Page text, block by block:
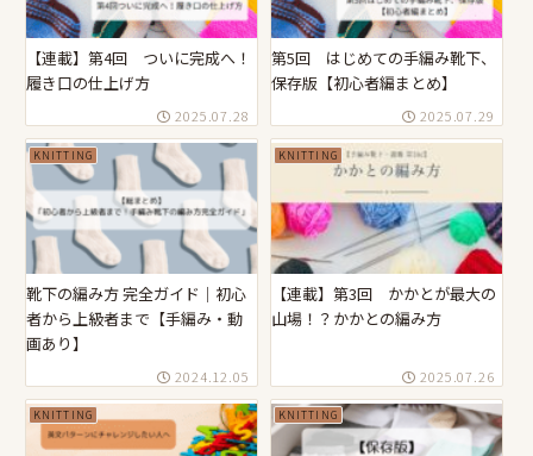
【連載】第4回 ついに完成へ！
履き口の仕上げ方
2025.07.28
第5回 はじめての手編み靴下、
保存版【初心者編まとめ】
2025.07.29
KNITTING
靴下の編み方 完全ガイド｜初心
者から上級者まで【手編み・動
画あり】
2024.12.05
KNITTING
【連載】第3回 かかとが最大の
山場！？かかとの編み方
2025.07.26
KNITTING KNITTING